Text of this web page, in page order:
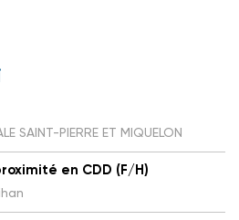
SAINT-PIERRE ET MIQUELON
en CDD (F/H)